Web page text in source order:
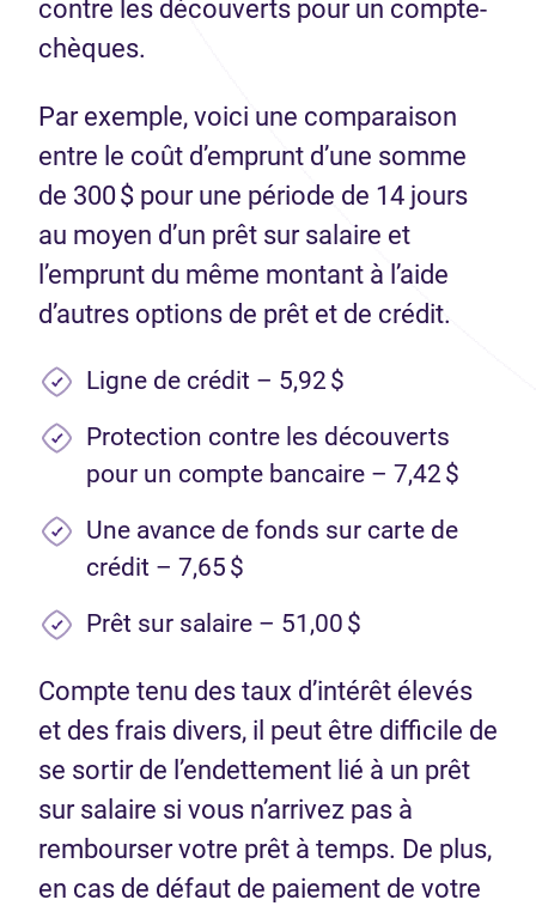
contre les découverts pour un compte-
chèques.
Par exemple, voici une comparaison
entre le coût d’emprunt d’une somme
de 300 $ pour une période de 14 jours
au moyen d’un prêt sur salaire et
l’emprunt du même montant à l’aide
d’autres options de prêt et de crédit.
Ligne de crédit – 5,92 $
Protection contre les découverts
pour un compte bancaire – 7,42 $
Une avance de fonds sur carte de
crédit – 7,65 $
Prêt sur salaire – 51,00 $
Compte tenu des taux d’intérêt élevés
et des frais divers, il peut être difficile de
se sortir de l’endettement lié à un prêt
sur salaire si vous n’arrivez pas à
rembourser votre prêt à temps. De plus,
en cas de défaut de paiement de votre